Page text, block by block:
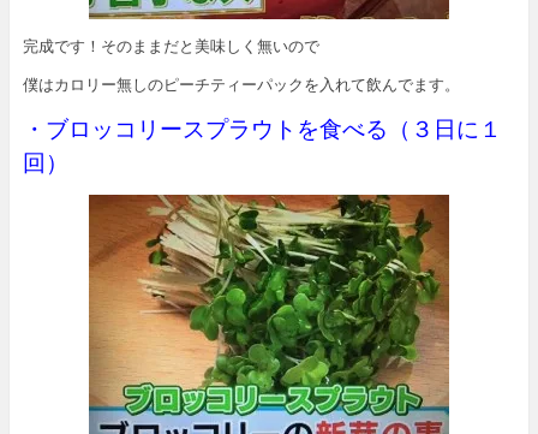
完成です！そのままだと美味しく無いので
僕はカロリー無しのピーチティーパックを入れて飲んでます。
・ブロッコリースプラウトを食べる（３日に１
回）